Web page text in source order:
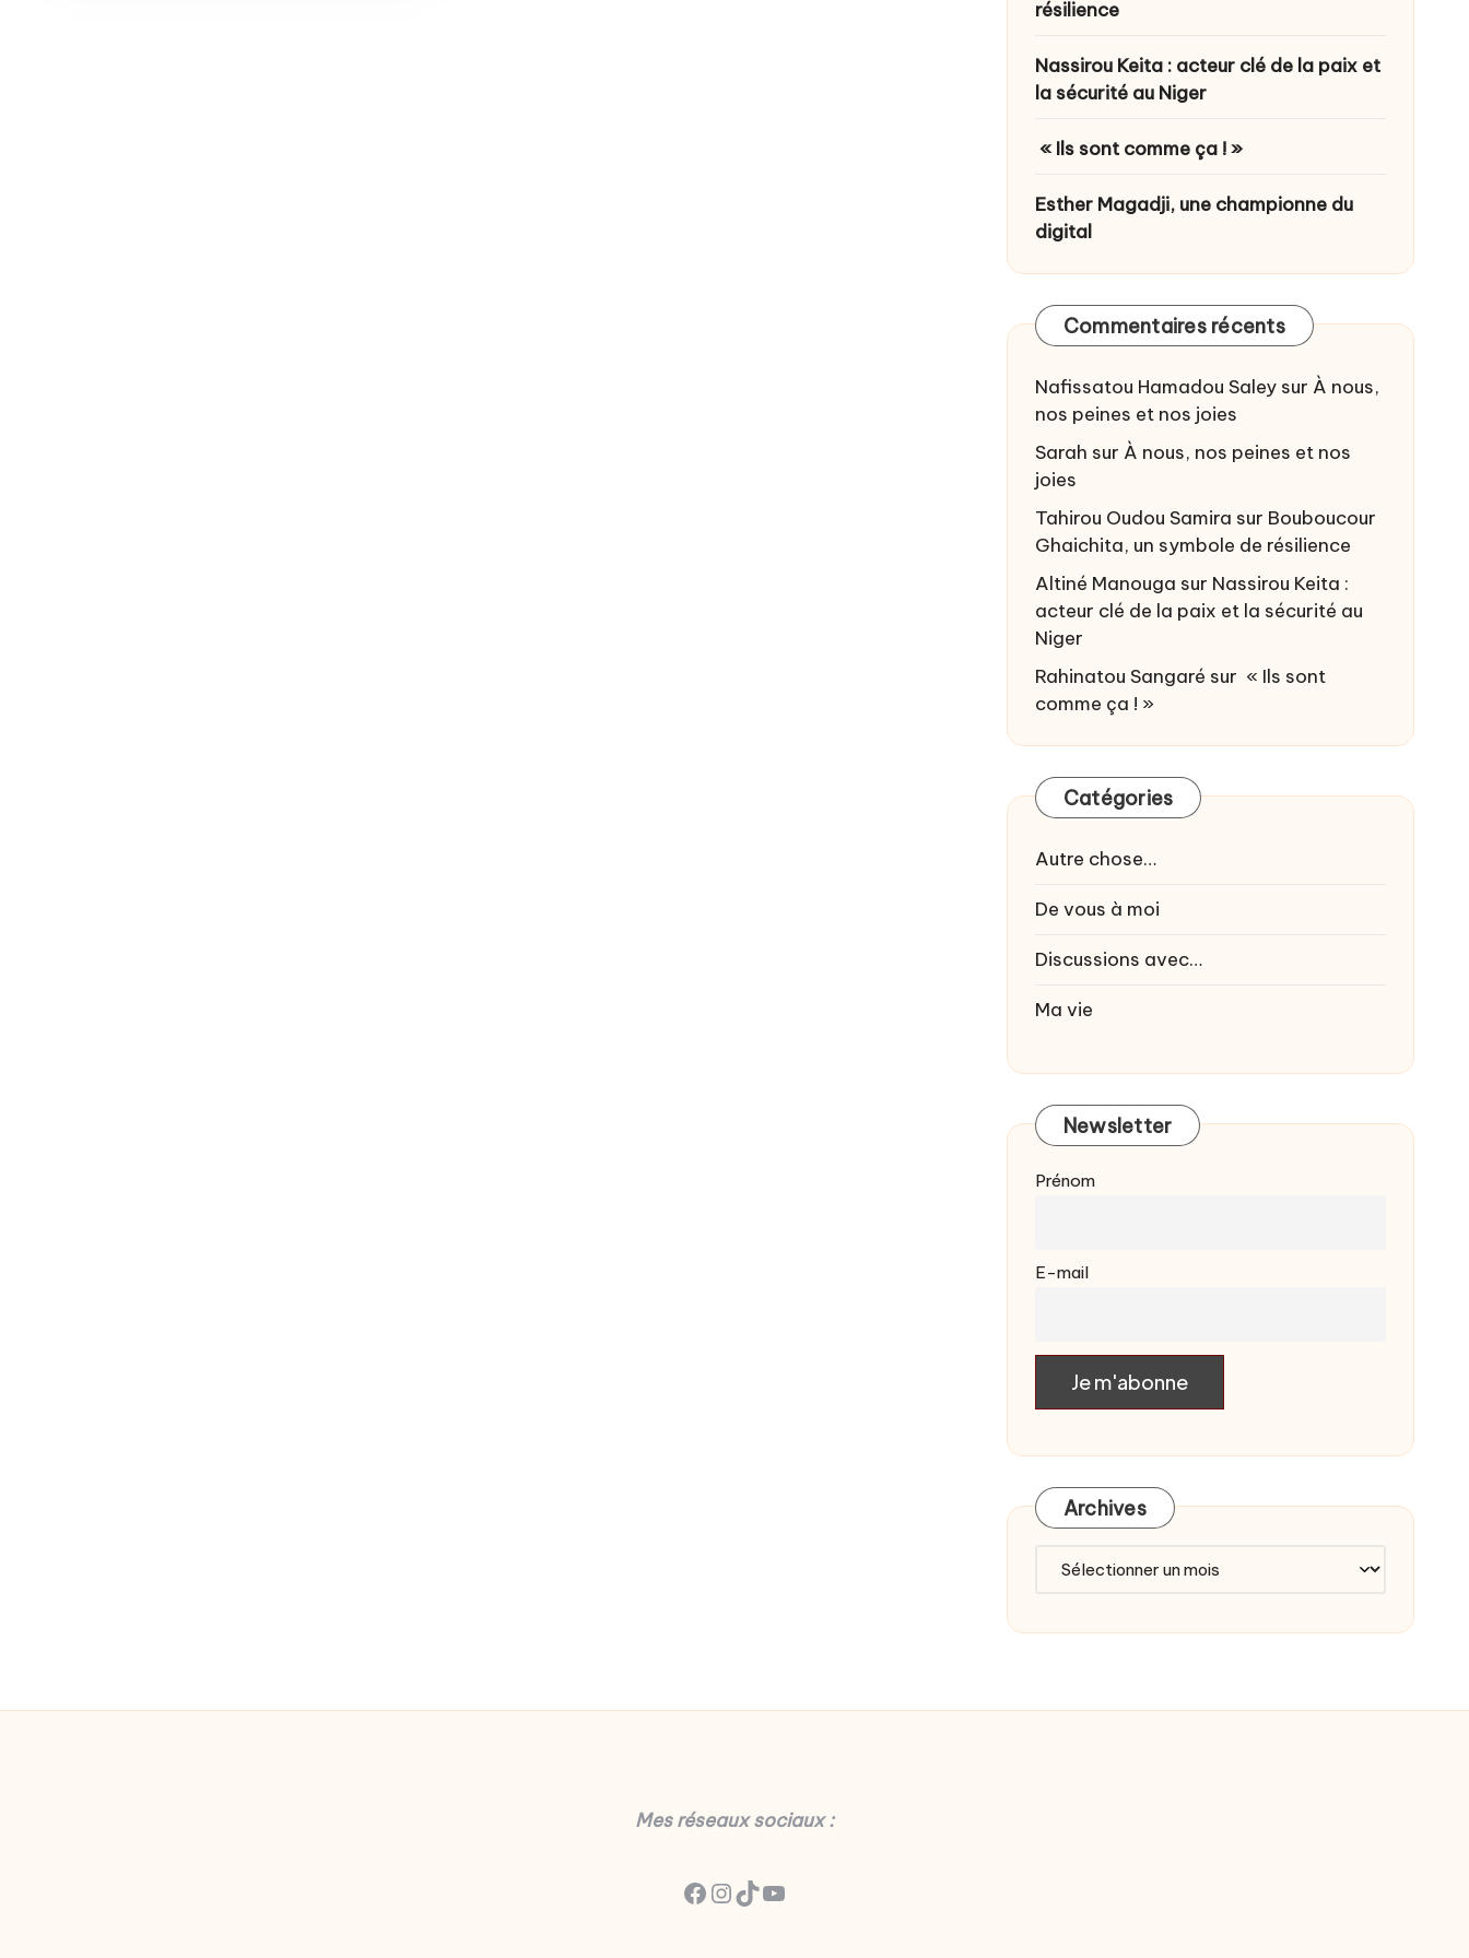
résilience
Nassirou Keita : acteur clé de la paix et
la sécurité au Niger
« Ils sont comme ça ! »
Esther Magadji, une championne du
digital
Commentaires récents
Nafissatou Hamadou Saleysur À nous,
nos peines et nos joies
Sarah sur À nous, nos peines et nos
joies
Tahirou Oudou Samira sur Bouboucour
Ghaichita, un symbole de résilience
Altiné Manouga sur Nassirou Keita :
acteur clé de la paix et la sécurité au
Niger
Rahinatou Sangaré sur « Ils sont
comme ça ! »
Catégories
Autre chose…
De vous à moi
Discussions avec…
Ma vie
Newsletter
Prénom
E-mail
Archives
Archives
Mes réseaux sociaux :
Facebook
Instagram
TikTok
YouTube